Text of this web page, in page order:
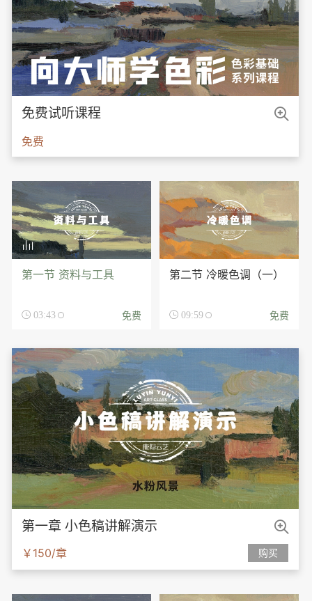
免费试听课程
免费


第一节 资料与工具
 03:43 免费
第二节 冷暖色调（一）
 09:59 免费
第一章 小色稿讲解演示
￥150/章 购买
